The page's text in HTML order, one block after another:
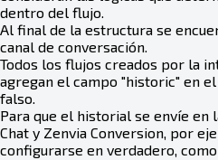
dentro del flujo.
Al final de la estructura se
canal de conversación.
Todos los flujos creados por la
agregan el campo "historic" en
falso.
Para que el historial se envíe en
Chat y Zenvia Conversion, por
configurarse en verdadero,